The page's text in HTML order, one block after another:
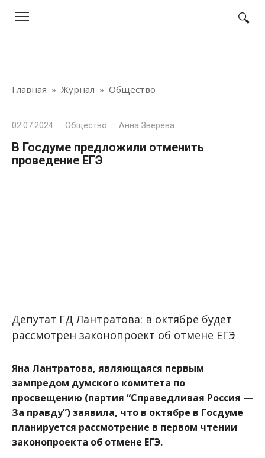
Главная » Журнал » Общество
02.07.2024 Общество Анна Зверева
В Госдуме предложили отменить
проведение ЕГЭ
Депутат ГД Лантратова: в октябре будет
рассмотрен законопроект об отмене EГЭ
Яна Лантратова, являющаяся первым
зампредом думского комитета по
просвещению (партия “Справедливая Россия —
За правду”) заявила, что в октябре в Госдуме
планируется рассмотрение в первом чтении
законопроекта об отмене ЕГЭ.